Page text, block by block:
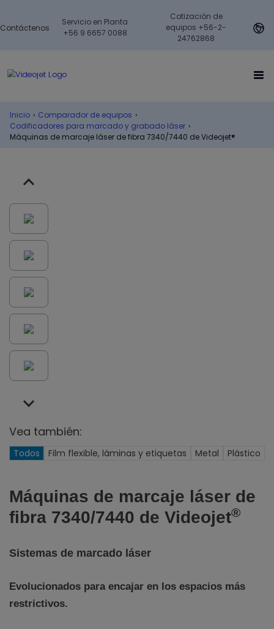
Contáctenos
Servicio en Planta
+56 9 6657 0088
Cotización de
equipos +56-2-
24762868
Inicio › Comparador de equipos ›
Codificadores para marcado y grabado láser ›
Máquinas de marcaje láser de fibra 7340/7440 de Videojet®
Vea también:
Todos Film flexible, láminas y etiquetas Metal Plástico
Máquinas de marcaje láser de
fibra 7340/7440 de Videojet®
Sistemas de marcado láser
Evolucionados para encajar en los espacios más
restrictivos.